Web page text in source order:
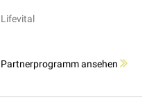
Lifevital
Partnerprogramm ansehen